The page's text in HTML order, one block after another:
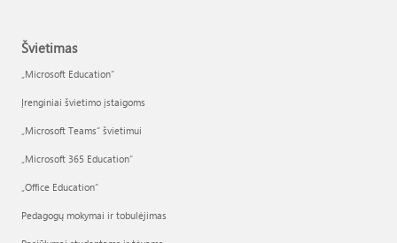
Švietimas
„Microsoft Education“
Įrenginiai švietimo įstaigoms
„Microsoft Teams“ švietimui
„Microsoft 365 Education“
„Office Education“
Pedagogų mokymai ir tobulėjimas